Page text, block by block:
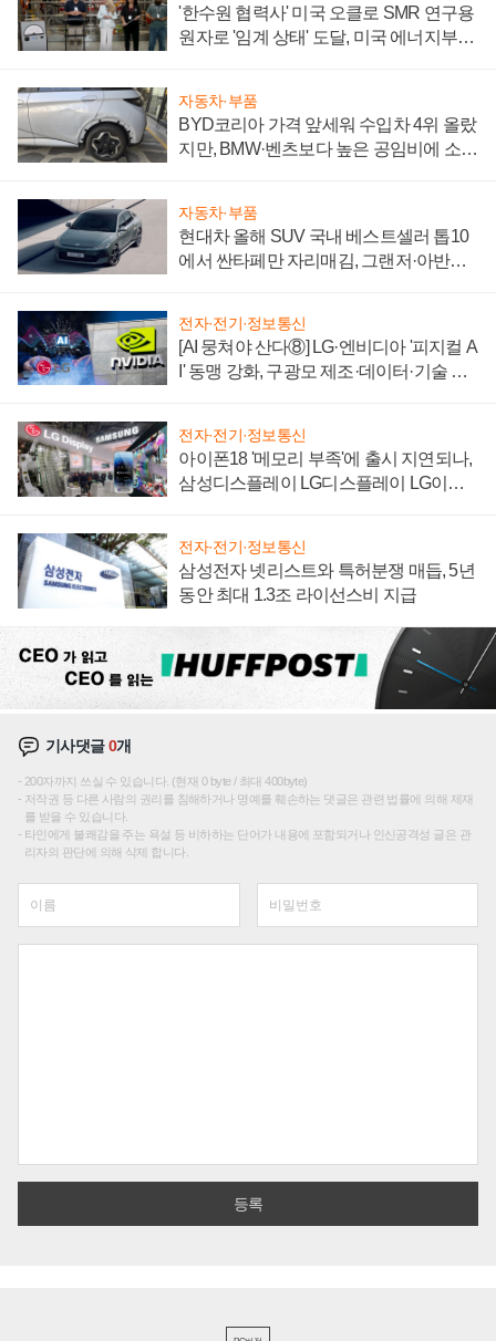
'한수원 협력사' 미국 오클로 SMR 연구용
원자로 '임계 상태' 도달, 미국 에너지부
자동차·부품
BYD코리아 가격 앞세워 수입차 4위 올랐
지만, BMW·벤츠보다 높은 공임비에 소비
자동차·부품
현대차 올해 SUV 국내 베스트셀러 톱10
에서 싼타페만 자리매김, 그랜저·아반떼
전자·전기·정보통신
[AI 뭉쳐야 산다⑧] LG·엔비디아 '피지컬 A
I' 동맹 강화, 구광모 제조·데이터·기술 결
전자·전기·정보통신
아이폰18 '메모리 부족'에 출시 지연되나,
삼성디스플레이 LG디스플레이 LG이노
전자·전기·정보통신
삼성전자 넷리스트와 특허분쟁 매듭, 5년
동안 최대 1.3조 라이선스비 지급
기사댓글0개
200자까지 쓰실 수 있습니다. (현재 0 byte / 최대 400byte)
저작권 등 다른 사람의 권리를 침해하거나 명예를 훼손하는 댓글은 관련 법률에 의해 제재
를 받을 수 있습니다.
타인에게 불쾌감을 주는 욕설 등 비하하는 단어가 내용에 포함되거나 인신공격성 글은 관
리자의 판단에 의해 삭제 합니다.